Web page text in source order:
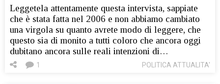
Leggetela attentamente questa intervista, sappiate
che è stata fatta nel 2006 e non abbiamo cambiato
una virgola su quanto avrete modo di leggere, che
questo sia di monito a tutti coloro che ancora oggi
dubitano ancora sulle reali intenzioni di…
POLITICA ATTUALITA'
1